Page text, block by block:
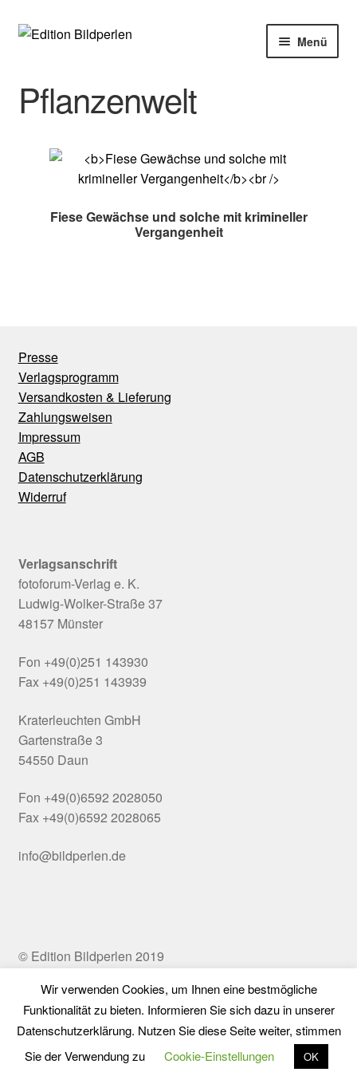
Zur
Zum
Menü
Autoren
Pflanzenwelt
Fiese Gewächse und solche mit krimineller
Vergangenheit
Presse
Verlagsprogramm
Versandkosten & Lieferung
Zahlungsweisen
Impressum
AGB
Datenschutzerklärung
Widerruf
Verlagsanschrift
fotoforum-Verlag e. K.
Ludwig-Wolker-Straße 37
48157 Münster
Fon +49(0)251 143930
Fax +49(0)251 143939
Kraterleuchten GmbH
Gartenstraße 3
54550 Daun
Fon +49(0)6592 2028050
Fax +49(0)6592 2028065
info@bildperlen.de
© Edition Bildperlen 2019
Vertrag widerrufen
Suchen
Suchen
0
Wir verwenden Cookies, um Ihnen eine bestmögliche
Funktionalität zu bieten. Informieren Sie sich dazu in unserer
Datenschutzerklärung. Nutzen Sie diese Seite weiter, stimmen
Sie der Verwendung zu
Cookie-Einstellungen OK